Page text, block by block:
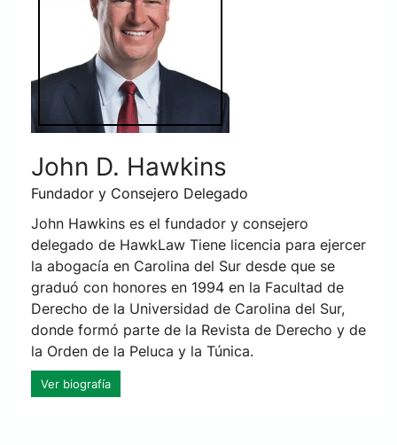
John D. Hawkins
Fundador y Consejero Delegado
John Hawkins es el fundador y consejero
delegado de HawkLaw Tiene licencia para ejercer
la abogacía en Carolina del Sur desde que se
graduó con honores en 1994 en la Facultad de
Derecho de la Universidad de Carolina del Sur,
donde formó parte de la Revista de Derecho y de
la Orden de la Peluca y la Túnica.
Ver biografía